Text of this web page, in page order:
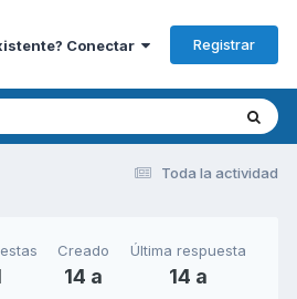
Conectar Registrar
Toda la actividad
Creado
14 a
Última respuesta
14 a